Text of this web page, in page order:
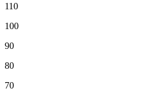
110
100
90
80
70